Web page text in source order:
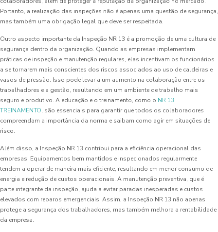
Portanto, a realização das inspeções não é apenas uma questão de segurança,
mas também uma obrigação legal que deve ser respeitada.
Outro aspecto importante da Inspeção NR 13 é a promoção de uma cultura de
segurança dentro da organização. Quando as empresas implementam
práticas de inspeção e manutenção regulares, elas incentivam os funcionários
a se tornarem mais conscientes dos riscos associados ao uso de caldeiras e
vasos de pressão. Isso pode levar a um aumento na colaboração entre os
trabalhadores e a gestão, resultando em um ambiente de trabalho mais
seguro e produtivo. A educação e o treinamento, como o NR 13
TREINAMENTO, são essenciais para garantir que todos os colaboradores
compreendam a importância da norma e saibam como agir em situações de
risco.
Além disso, a Inspeção NR 13 contribui para a eficiência operacional das
empresas. Equipamentos bem mantidos e inspecionados regularmente
tendem a operar de maneira mais eficiente, resultando em menor consumo de
energia e redução de custos operacionais. A manutenção preventiva, que é
parte integrante da inspeção, ajuda a evitar paradas inesperadas e custos
elevados com reparos emergenciais. Assim, a Inspeção NR 13 não apenas
protege a segurança dos trabalhadores, mas também melhora a rentabilidade
da empresa.